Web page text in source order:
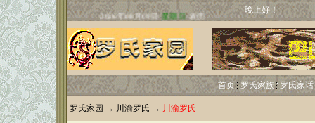
晚上好！
首页 罗氏家族 罗氏家话
罗氏家园 → 川渝罗氏 → 川渝罗氏